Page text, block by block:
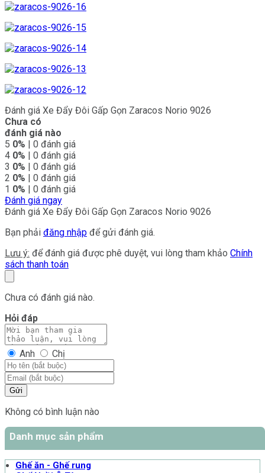
Đánh giá Xe Đẩy Đôi Gấp Gọn Zaracos Norio 9026
Chưa có
đánh giá nào
5 0% | 0 đánh giá
4 0% | 0 đánh giá
3 0% | 0 đánh giá
2 0% | 0 đánh giá
1 0% | 0 đánh giá
Đánh giá ngay
Đánh giá Xe Đẩy Đôi Gấp Gọn Zaracos Norio 9026
Bạn phải đăng nhập để gửi đánh giá.
Lưu ý: để đánh giá được phê duyệt, vui lòng tham khảo Chính
sách thanh toán
Chưa có đánh giá nào.
Hỏi đáp
Anh Chị
Gửi
Không có bình luận nào
Danh mục sản phẩm
Ghế ăn - Ghế rung